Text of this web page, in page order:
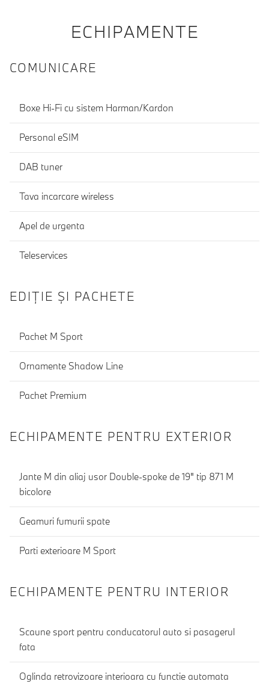
ECHIPAMENTE
COMUNICARE
Boxe Hi-Fi cu sistem Harman/Kardon
Personal eSIM
DAB tuner
Tava incarcare wireless
Apel de urgenta
Teleservices
EDIŢIE ŞI PACHETE
Pachet M Sport
Ornamente Shadow Line
Pachet Premium
ECHIPAMENTE PENTRU EXTERIOR
Jante M din aliaj usor Double-spoke de 19" tip 871 M
bicolore
Geamuri fumurii spate
Parti exterioare M Sport
ECHIPAMENTE PENTRU INTERIOR
Scaune sport pentru conducatorul auto si pasagerul
fata
Oglinda retrovizoare interioara cu functie automata